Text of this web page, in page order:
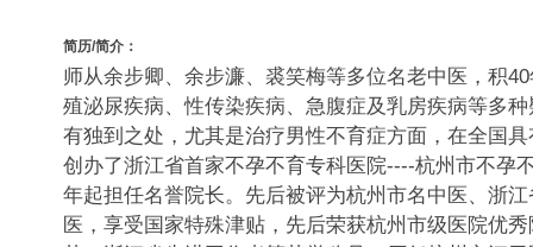
简历/简介：
师从余步卿、余步濂、裘笑梅等多位名老中医，积
殖泌尿疾病、性传染疾病、急腹症及乳房疾病等多
有独到之处，尤其是治疗男性不育症方面，在全国
创办了浙江省首家不孕不育专科医院----杭州市不孕
年起担任名誉院长。先后被评为杭州市名中医、浙
医，享受国家特殊津贴，先后荣获杭州市级医院优